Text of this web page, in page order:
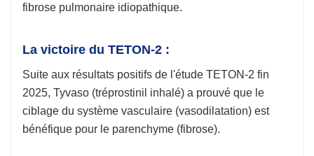
fibrose pulmonaire idiopathique.
La victoire du TETON-2 :
Suite aux résultats positifs de l'étude TETON-2 fin
2025, Tyvaso (tréprostinil inhalé) a prouvé que le
ciblage du système vasculaire (vasodilatation) est
bénéfique pour le parenchyme (fibrose).